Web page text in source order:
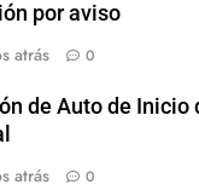
por aviso
atrás
0
de Auto de Inicio
atrás
0